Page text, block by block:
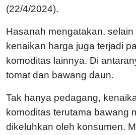
(22/4/2024).
Hasanah mengatakan,
kenaikan harga juga terjadi
komoditas lainnya. Di
tomat dan bawang daun.
Tak hanya pedagang,
komoditas terutama bawang
dikeluhkan oleh konsumen.